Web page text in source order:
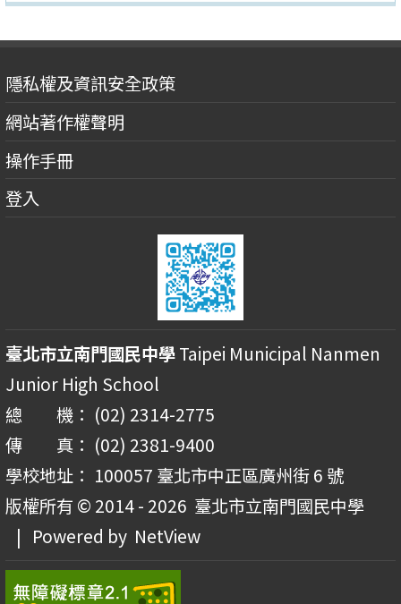
隱私權及資訊安全政策
網站著作權聲明
操作手冊
登入
臺北市立南門國民中學Taipei Municipal Nanmen
Junior High School
總 機： (02) 2314-2775
傳 真： (02) 2381-9400
學校地址： 100057 臺北市中正區廣州街 6 號
版權所有 © 2014 - 2026 臺北市立南門國民中學
| Powered by NetView